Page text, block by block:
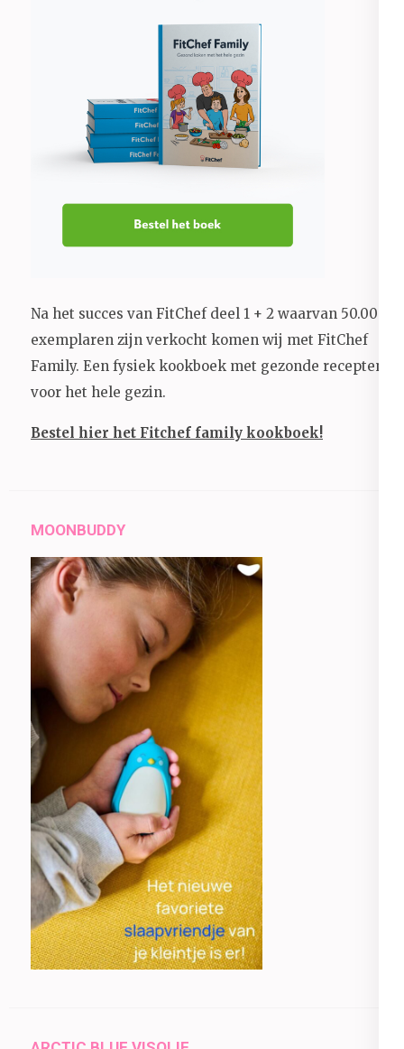
Na het succes van FitChef deel 1 + 2 waarvan 50.000+
exemplaren zijn verkocht komen wij met FitChef
Family. Een fysiek kookboek met gezonde recepten
voor het hele gezin.
Bestel hier het Fitchef family kookboek!
MOONBUDDY